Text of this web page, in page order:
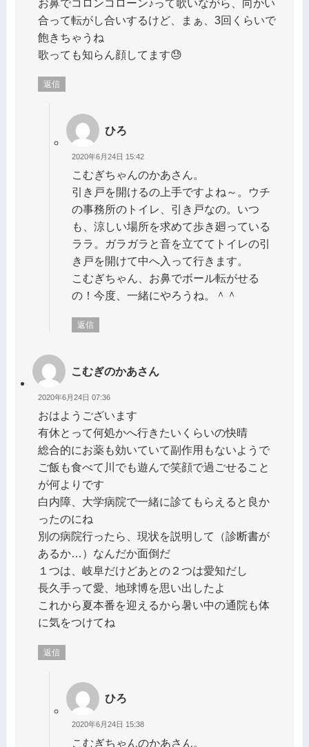
お鼻でコロンコローン♪って歌いながら、向かい
合って転がし合いするけど、まぁ、3回くらいで
飽きちゃうね
歌っても知らん顔してます😓
返信
ひろ
2020年6月24日 15:42
こむぎちゃんのかあさん。
引き戸を開けるの上手ですよね～。ウチ
の事務所のトイレ、引き戸なの。いつ
も、涼しい場所を求めて歩き廻っている
ララ。ガラガラと音を立ててトイレの引
き戸を開けて中へ入って行きます。
こむぎちゃん、お鼻でボール転がせる
の！今度、一緒にやろうね。＾＾
返信
こむぎのかあさん
2020年6月24日 07:36
おはようございます
有休とって何処かへ行きたいくらいの快晴
総合的にお薬も効いていて副作用もないようで
ご飯も食べて川でも遊んで笑顔で過ごせること
が何よりです
白内障、大学病院で一緒に診てもらえると良か
ったのにね
別の病院行ったら、現状を説明して（診断書が
あるか…）なんだか面倒だ
１つは、岐阜だけどあとの２つは愛知だし
長久手って愛、地球博を思い出したよ
これから夏本番を迎えるから暑い中の通院も体
に気をつけてね
返信
ひろ
2020年6月24日 15:38
こむぎちゃんのかあさん。